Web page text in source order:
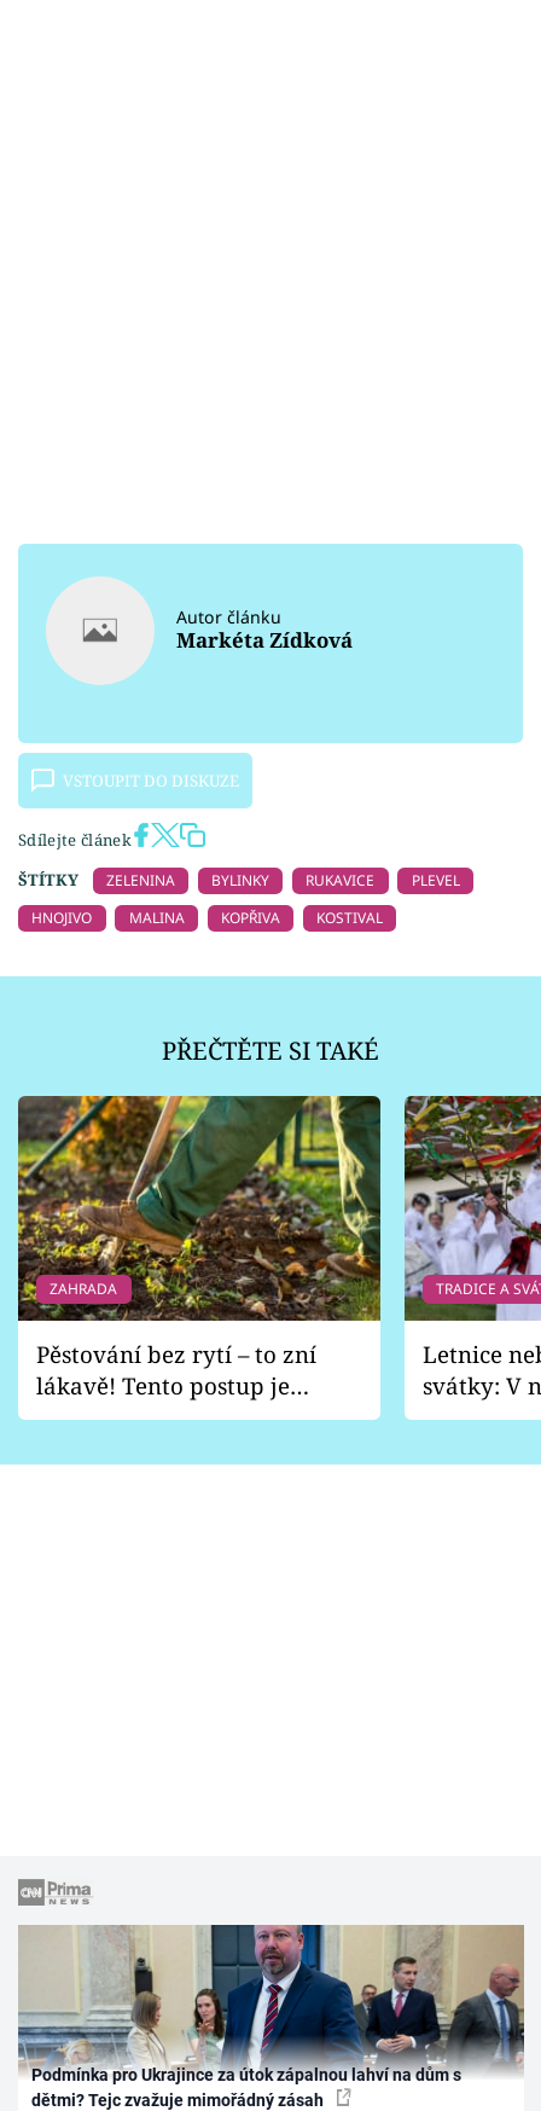
Autor článku
Markéta Zídková
VSTOUPIT DO DISKUZE
Sdílejte článek
ŠTÍTKY
ZELENINA BYLINKY RUKAVICE
PLEVEL
HNOJIVO
MALINA KOPŘIVA KOSTIVAL
PŘEČTĚTE SI TAKÉ
ZAHRADA
Pěstování bez rytí – to zní
lákavě! Tento postup je
vhodný jen pro některé
TRADICE A
Letnice
svátky: V
pondělí
Podmínka pro Ukrajince za útok zápalnou lahví na dům s
dětmi? Tejc zvažuje mimořádný zásah